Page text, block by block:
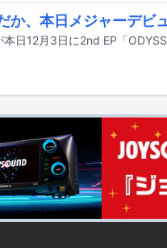
か、本日メジャーデビ